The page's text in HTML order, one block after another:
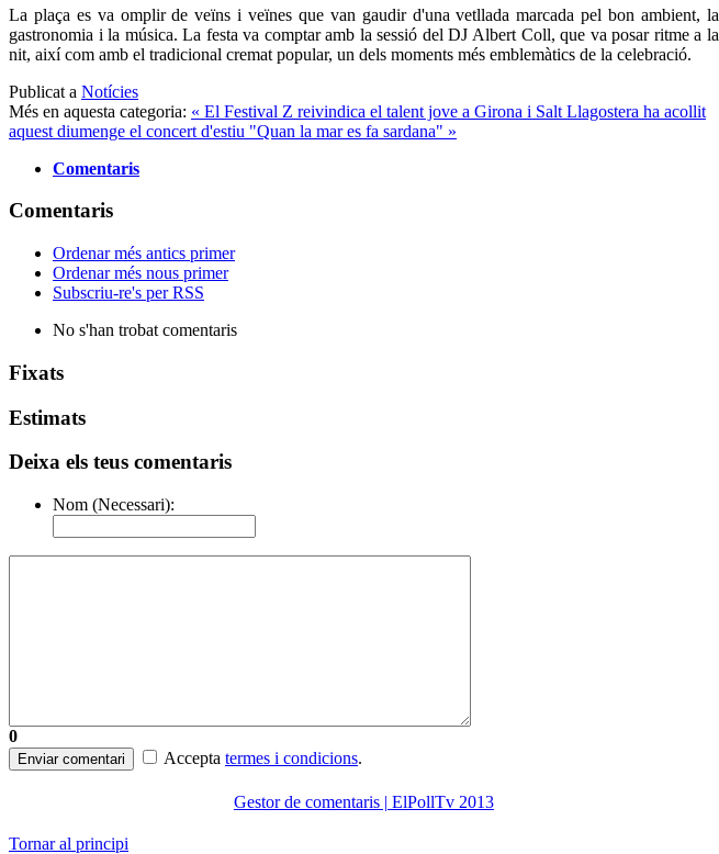
La plaça es va omplir de veïns i veïnes que van gaudir d'una vetllada marcada pel bon ambient, la
gastronomia i la música. La festa va comptar amb la sessió del DJ Albert Coll, que va posar ritme a la
nit, així com amb el tradicional cremat popular, un dels moments més emblemàtics de la celebració.
Publicat a Notícies
Més en aquesta categoria: « El Festival Z reivindica el talent jove a Girona i Salt Llagostera ha acollit
aquest diumenge el concert d'estiu "Quan la mar es fa sardana" »
Comentaris
Comentaris
Ordenar més antics primer
Ordenar més nous primer
Subscriu-re's per RSS
No s'han trobat comentaris
Fixats
Estimats
Deixa els teus comentaris
Nom (Necessari):
0
Enviar comentari Accepta termes i condicions.
Gestor de comentaris | ElPollTv 2013
Tornar al principi